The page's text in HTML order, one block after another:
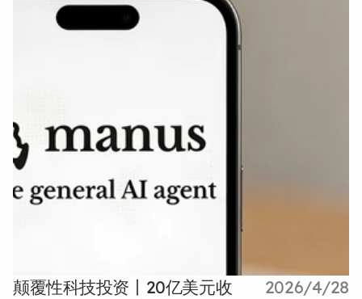
颠覆性科技投资丨20亿美元收
2026/4/28